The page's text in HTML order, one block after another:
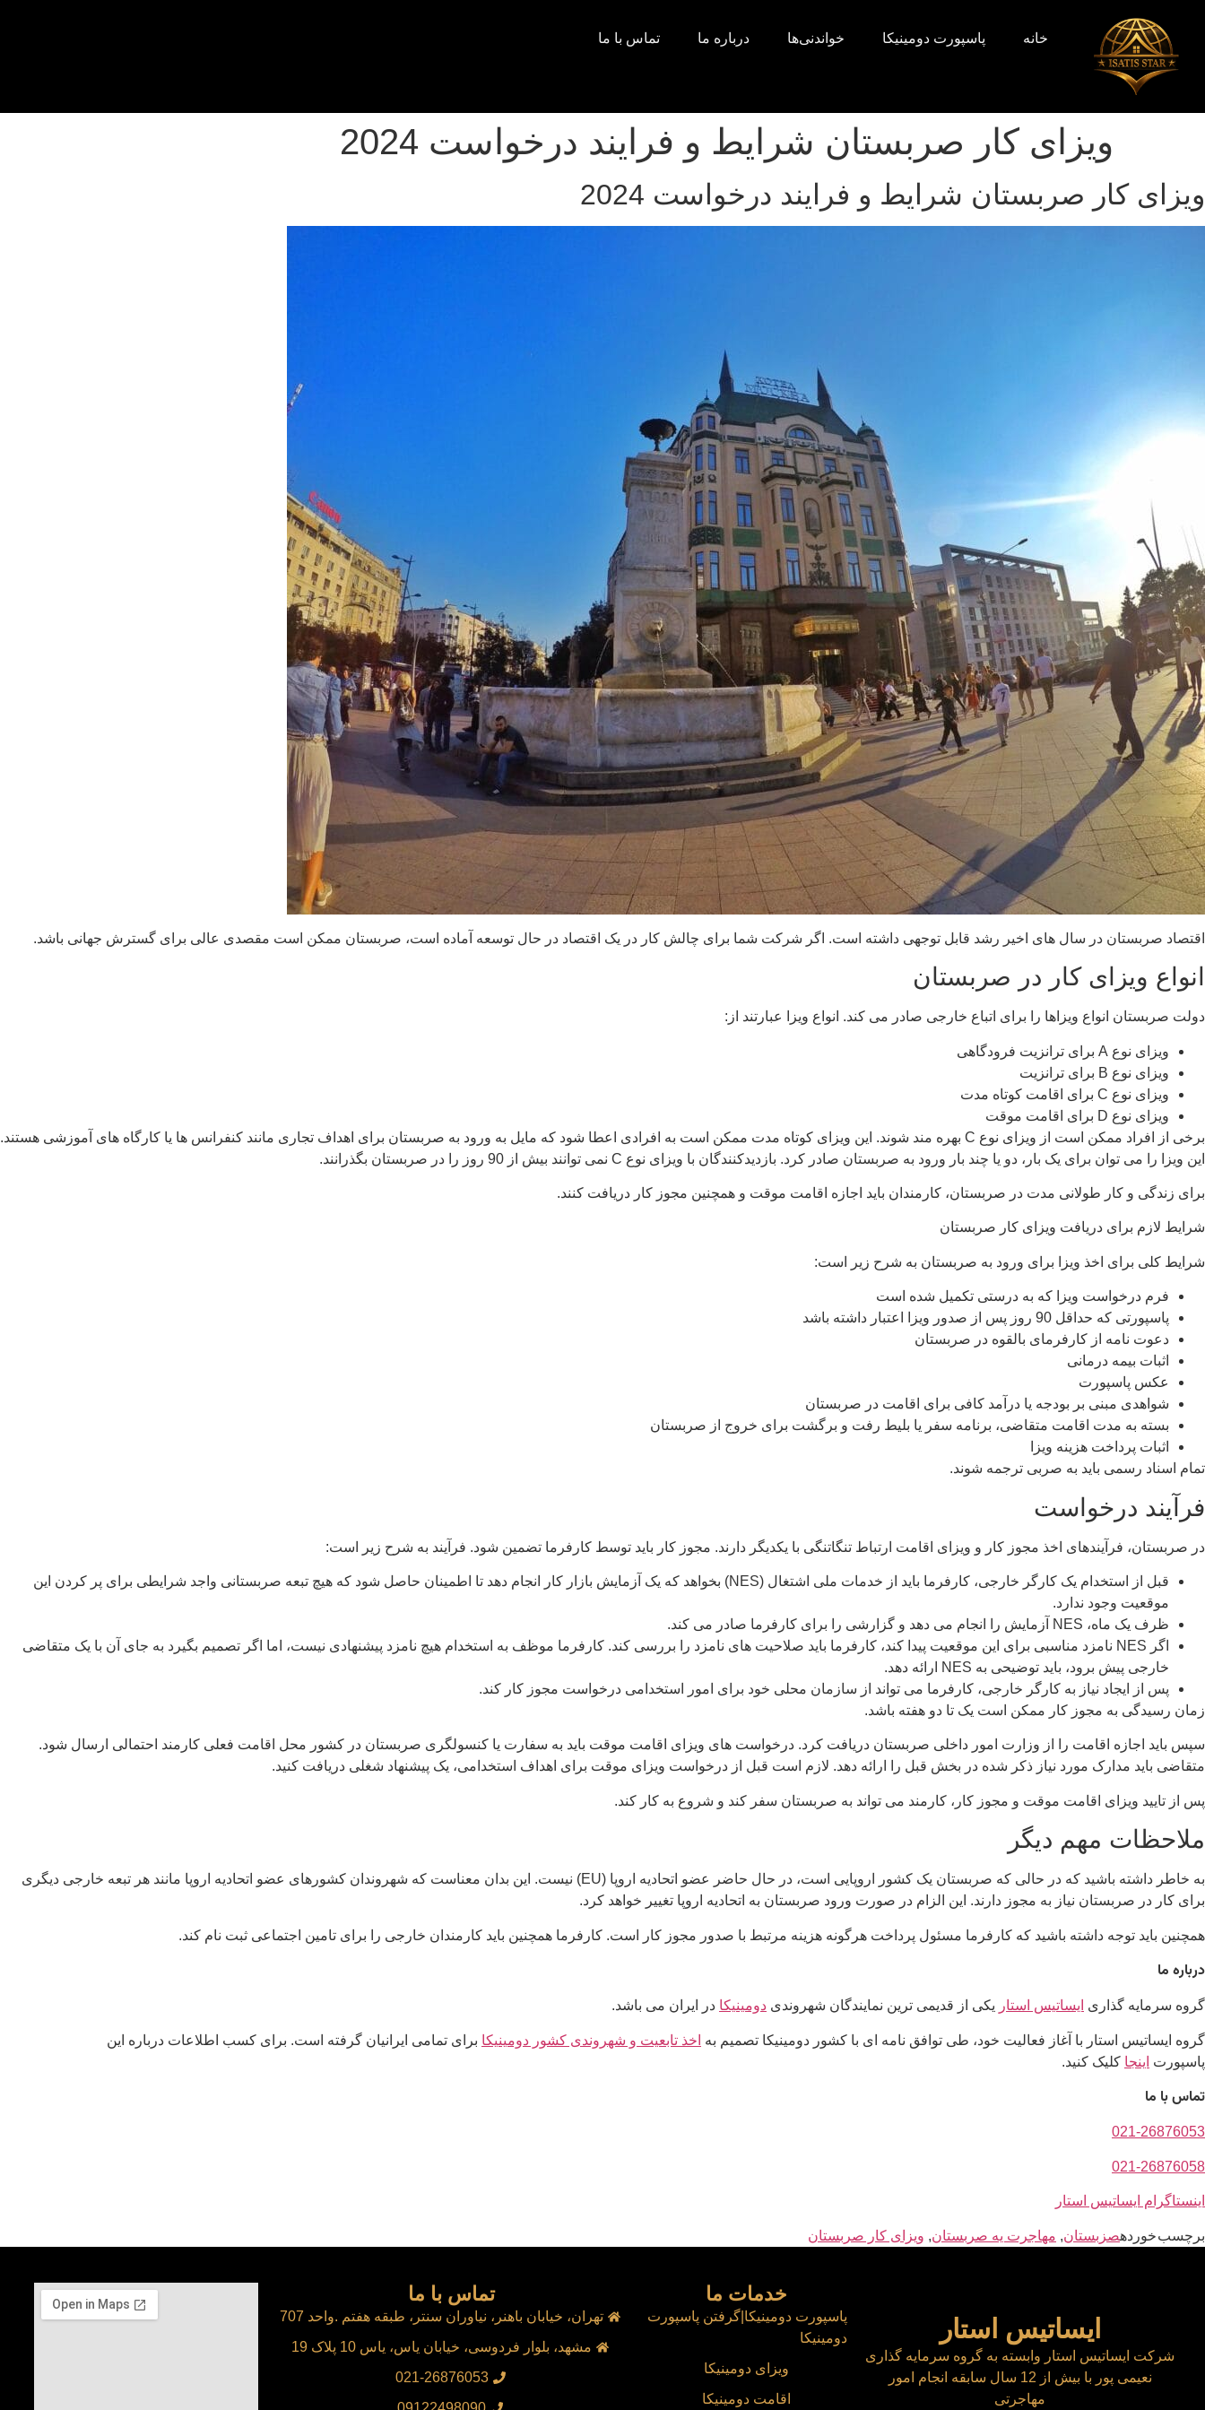
خانه پاسپورت دومینیکا خواندنی‌ها درباره ما تماس با ما
ویزای کار صربستان شرایط و فرایند درخواست 2024
ویزای کار صربستان شرایط و فرایند درخواست 2024
اقتصاد صربستان در سال های اخیر رشد قابل توجهی داشته است. اگر شرکت شما برای چالش کار در یک اقتصاد در حال توسعه آماده است، صربستان ممکن است مقصدی عالی برای گسترش جهانی باشد.
انواع ویزای کار در صربستان
دولت صربستان انواع ویزاها را برای اتباع خارجی صادر می کند. انواع ویزا عبارتند از:
ویزای نوع A برای ترانزیت فرودگاهی
ویزای نوع B برای ترانزیت
ویزای نوع C برای اقامت کوتاه مدت
ویزای نوع D برای اقامت موقت
برخی از افراد ممکن است از ویزای نوع C بهره مند شوند. این ویزای کوتاه مدت ممکن است به افرادی اعطا شود که مایل به ورود به صربستان برای اهداف تجاری مانند کنفرانس ها یا کارگاه های آموزشی هستند.
این ویزا را می توان برای یک بار، دو یا چند بار ورود به صربستان صادر کرد. بازدیدکنندگان با ویزای نوع C نمی توانند بیش از 90 روز را در صربستان بگذرانند.
برای زندگی و کار طولانی مدت در صربستان، کارمندان باید اجازه اقامت موقت و همچنین مجوز کار دریافت کنند.
شرایط لازم برای دریافت ویزای کار صربستان
شرایط کلی برای اخذ ویزا برای ورود به صربستان به شرح زیر است:
فرم درخواست ویزا که به درستی تکمیل شده است
پاسپورتی که حداقل 90 روز پس از صدور ویزا اعتبار داشته باشد
دعوت نامه از کارفرمای بالقوه در صربستان
اثبات بیمه درمانی
عکس پاسپورت
شواهدی مبنی بر بودجه یا درآمد کافی برای اقامت در صربستان
بسته به مدت اقامت متقاضی، برنامه سفر یا بلیط رفت و برگشت برای خروج از صربستان
اثبات پرداخت هزینه ویزا
تمام اسناد رسمی باید به صربی ترجمه شوند.
فرآیند درخواست
در صربستان، فرآیندهای اخذ مجوز کار و ویزای اقامت ارتباط تنگاتنگی با یکدیگر دارند. مجوز کار باید توسط کارفرما تضمین شود. فرآیند به شرح زیر است:
قبل از استخدام یک کارگر خارجی، کارفرما باید از خدمات ملی اشتغال (NES) بخواهد که یک آزمایش بازار کار انجام دهد تا اطمینان حاصل شود که هیچ تبعه صربستانی واجد شرایطی برای پر کردن این
موقعیت وجود ندارد.
ظرف یک ماه، NES آزمایش را انجام می دهد و گزارشی را برای کارفرما صادر می کند.
اگر NES نامزد مناسبی برای این موقعیت پیدا کند، کارفرما باید صلاحیت های نامزد را بررسی کند. کارفرما موظف به استخدام هیچ نامزد پیشنهادی نیست، اما اگر تصمیم بگیرد به جای آن با یک متقاضی
خارجی پیش برود، باید توضیحی به NES ارائه دهد.
پس از ایجاد نیاز به کارگر خارجی، کارفرما می تواند از سازمان محلی خود برای امور استخدامی درخواست مجوز کار کند.
زمان رسیدگی به مجوز کار ممکن است یک تا دو هفته باشد.
سپس باید اجازه اقامت را از وزارت امور داخلی صربستان دریافت کرد. درخواست های ویزای اقامت موقت باید به سفارت یا کنسولگری صربستان در کشور محل اقامت فعلی کارمند احتمالی ارسال شود.
متقاضی باید مدارک مورد نیاز ذکر شده در بخش قبل را ارائه دهد. لازم است قبل از درخواست ویزای موقت برای اهداف استخدامی، یک پیشنهاد شغلی دریافت کنید.
پس از تایید ویزای اقامت موقت و مجوز کار، کارمند می تواند به صربستان سفر کند و شروع به کار کند.
ملاحظات مهم دیگر
به خاطر داشته باشید که در حالی که صربستان یک کشور اروپایی است، در حال حاضر عضو اتحادیه اروپا (EU) نیست. این بدان معناست که شهروندان کشورهای عضو اتحادیه اروپا مانند هر تبعه خارجی دیگری
برای کار در صربستان نیاز به مجوز دارند. این الزام در صورت ورود صربستان به اتحادیه اروپا تغییر خواهد کرد.
همچنین باید توجه داشته باشید که کارفرما مسئول پرداخت هرگونه هزینه مرتبط با صدور مجوز کار است. کارفرما همچنین باید کارمندان خارجی را برای تامین اجتماعی ثبت نام کند.
درباره ما
گروه سرمایه گذاری ایساتیس استار یکی از قدیمی ترین نمایندگان شهروندی دومینیکا در ایران می باشد.
گروه ایساتیس استار با آغاز فعالیت خود، طی توافق نامه ای با کشور دومینیکا تصمیم به اخذ تابعیت و شهروندی کشور دومینیکا برای تمامی ایرانیان گرفته است. برای کسب اطلاعات درباره این
پاسپورت اینجا کلیک کنید.
تماس با ما
021-26876053
021-26876058
اینستاگرام ایساتیس استار
برچسب خوردهصزبستان, مهاجرت یه صربستان, ویزای کار صربستان
ایساتیس استار
شرکت ایساتیس استار وابسته به گروه سرمایه گذاری
نعیمی پور با بیش از 12 سال سابقه انجام امور
مهاجرتی
خدمات ما
پاسپورت دومینیکا|گرفتن پاسپورت
دومینیکا
ویزای دومینیکا
اقامت دومینیکا
تماس با ما
تهران، خیابان باهنر، نیاوران سنتر، طبقه هفتم .واحد 707
مشهد، بلوار فردوسی، خیابان یاس، یاس 10 پلاک 19
021-26876053